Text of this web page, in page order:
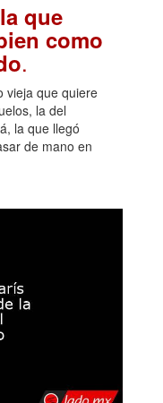
que
como
.
vieja que quiere
la del
la que llegó
de mano en